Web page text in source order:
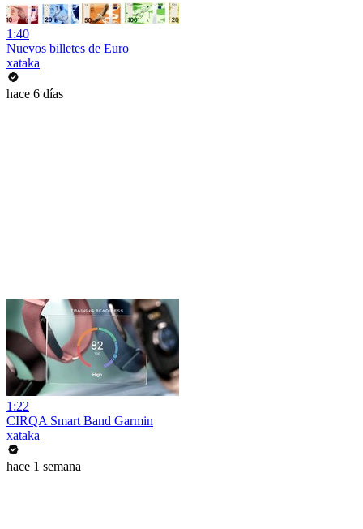
1:40
Nuevos billetes de Euro
xataka
hace 6 días
1:22
CIRQA Smart Band Garmin
xataka
hace 1 semana